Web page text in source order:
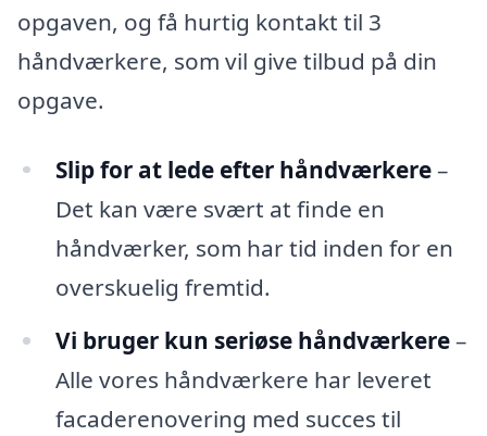
opgaven, og få hurtig kontakt til 3
håndværkere, som vil give tilbud på din
opgave.
Slip for at lede efter håndværkere–
Det kan være svært at finde en
håndværker, som har tid inden for en
overskuelig fremtid.
Vi bruger kun seriøse håndværkere–
Alle vores håndværkere har leveret
facaderenovering med succes til